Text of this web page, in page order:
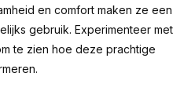
en comfort maken ze een
gebruik. Experimenteer met
te zien hoe deze prachtige